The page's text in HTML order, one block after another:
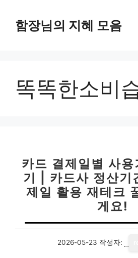
함장님의 지혜 모음
똑똑한소비
카드 결제일별 사
기 | 카드사 정산기
제일 활용 재테크
게요!
2026-05-23 작성자: